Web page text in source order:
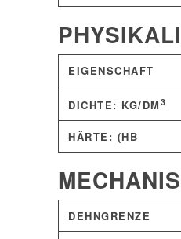
EIGENSCHAFT
DICHTE: KG/DM 3
HÄRTE: (HB
DEHNGRENZE